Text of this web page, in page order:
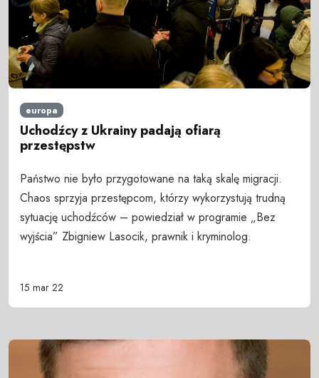
europa
Uchodźcy z Ukrainy padają ofiarą
przestępstw
Państwo nie było przygotowane na taką skalę migracji.
Chaos sprzyja przestępcom, którzy wykorzystują trudną
sytuację uchodźców – powiedział w programie „Bez
wyjścia” Zbigniew Lasocik, prawnik i kryminolog.
15 mar 22